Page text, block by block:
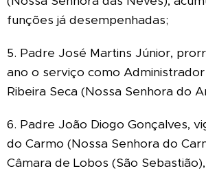
funções já desempenhadas;
5. Padre José Martins Júnior,
ano o serviço como
Ribeira Seca (Nossa Senhora do
6. Padre João Diogo Gonçalves,
do Carmo (Nossa Senhora do
Câmara de Lobos (São